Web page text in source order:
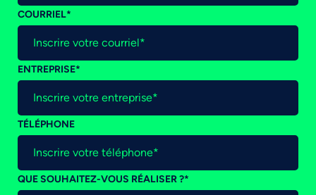
COURRIEL*
ENTREPRISE*
TÉLÉPHONE
QUE SOUHAITEZ-VOUS RÉALISER ?*